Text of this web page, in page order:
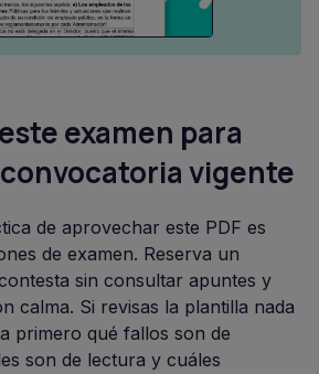
examen para
vigente
de aprovechar este PDF es
de examen. Reserva un
sin consultar apuntes y
calma. Si revisas la plantilla nada
primero qué fallos son de
son de lectura y cuáles